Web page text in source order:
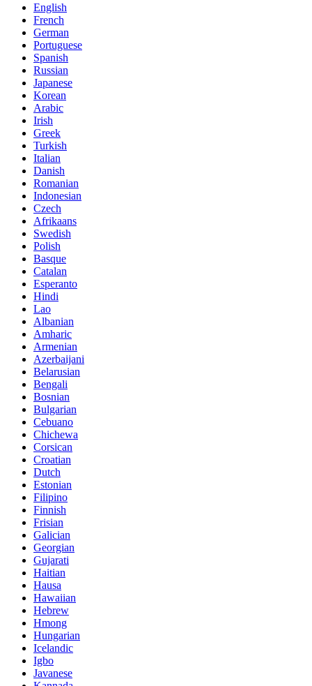
English
French
German
Portuguese
Spanish
Russian
Japanese
Korean
Arabic
Irish
Greek
Turkish
Italian
Danish
Romanian
Indonesian
Czech
Afrikaans
Swedish
Polish
Basque
Catalan
Esperanto
Hindi
Lao
Albanian
Amharic
Armenian
Azerbaijani
Belarusian
Bengali
Bosnian
Bulgarian
Cebuano
Chichewa
Corsican
Croatian
Dutch
Estonian
Filipino
Finnish
Frisian
Galician
Georgian
Gujarati
Haitian
Hausa
Hawaiian
Hebrew
Hmong
Hungarian
Icelandic
Igbo
Javanese